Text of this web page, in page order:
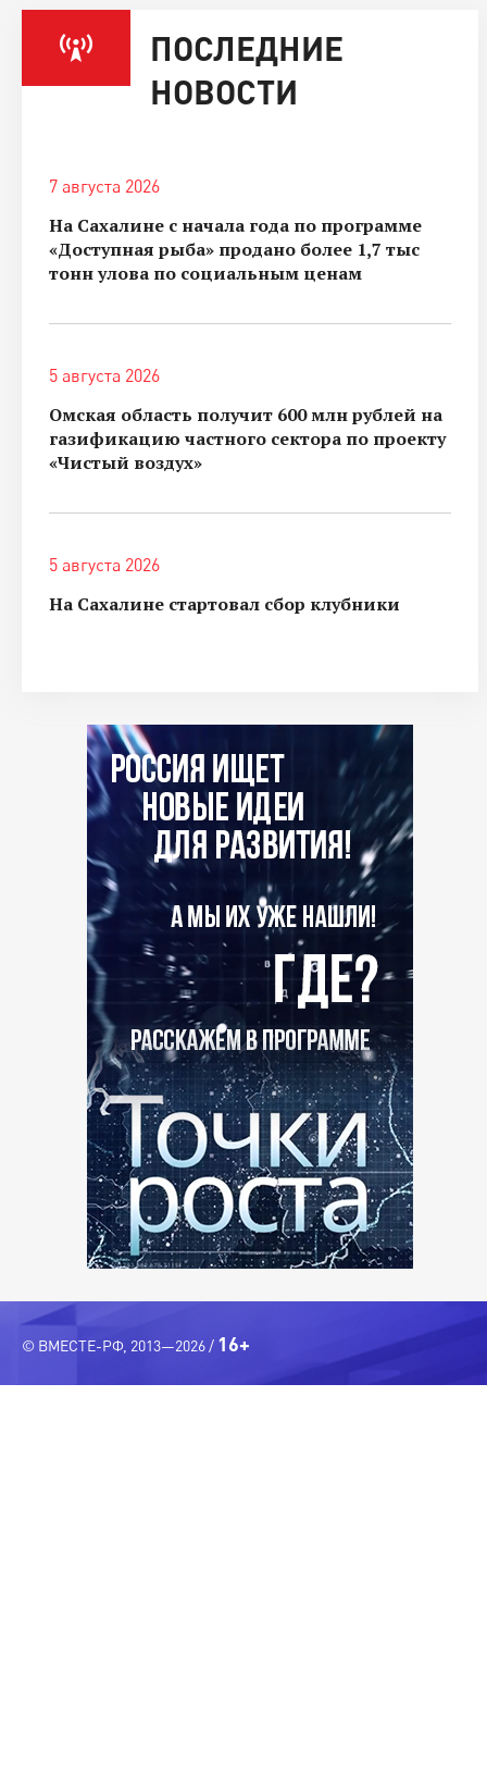
ПОСЛЕДНИЕ
НОВОСТИ
7 августа 2026
На Сахалине с начала года по программе
«Доступная рыба» продано более 1,7 тыс
тонн улова по социальным ценам
5 августа 2026
Омская область получит 600 млн рублей на
газификацию частного сектора по проекту
«Чистый воздух»
5 августа 2026
На Сахалине стартовал сбор клубники
© ВМЕСТЕ-РФ, 2013—2026 / 16+